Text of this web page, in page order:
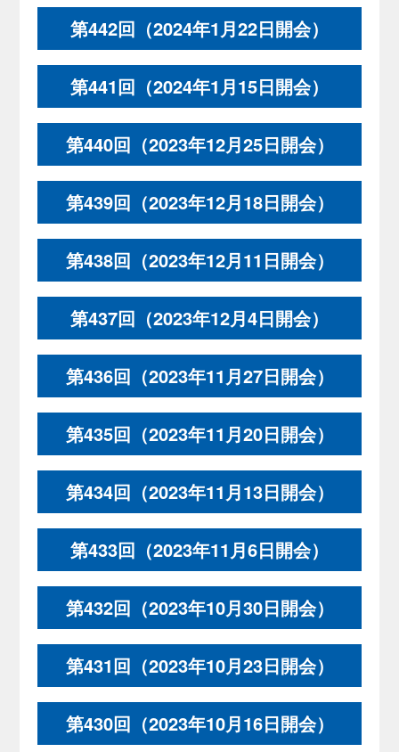
第442回（2024年1月22日開会）
第441回（2024年1月15日開会）
第440回（2023年12月25日開会）
第439回（2023年12月18日開会）
第438回（2023年12月11日開会）
第437回（2023年12月4日開会）
第436回（2023年11月27日開会）
第435回（2023年11月20日開会）
第434回（2023年11月13日開会）
第433回（2023年11月6日開会）
第432回（2023年10月30日開会）
第431回（2023年10月23日開会）
第430回（2023年10月16日開会）